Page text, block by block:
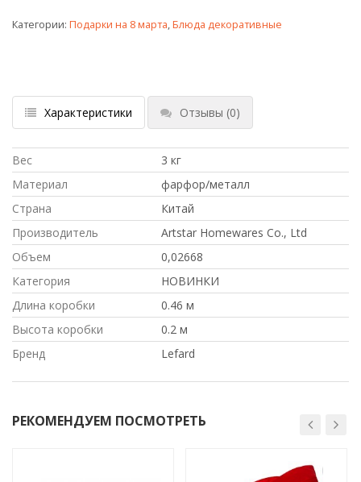
Категории: Подарки на 8 марта,Блюда декоративные
Характеристики Отзывы (0)
Вес
3 кг
Материал
фарфор/металл
Страна
Китай
Производитель
Artstar Homewares Co., Ltd
Объем
0,02668
Категория
НОВИНКИ
Длина коробки
0.46 м
Высота коробки
0.2 м
Бренд
Lefard
РЕКОМЕНДУЕМ ПОСМОТРЕТЬ